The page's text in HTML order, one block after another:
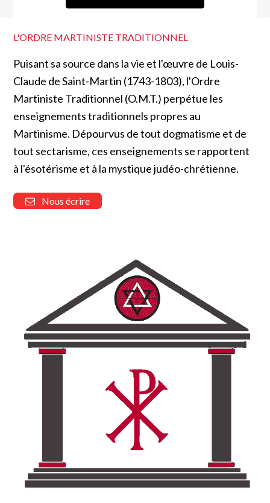
L'ORDRE MARTINISTE TRADITIONNEL
Puisant sa source dans la vie et l'œuvre de Louis-
Claude de Saint-Martin (1743-1803), l'Ordre
Martiniste Traditionnel (O.M.T.) perpétue les
enseignements traditionnels propres au
Martinisme. Dépourvus de tout dogmatisme et de
tout sectarisme, ces enseignements se rapportent
à l'ésotérisme et à la mystique judéo-chrétienne.
Nous écrire